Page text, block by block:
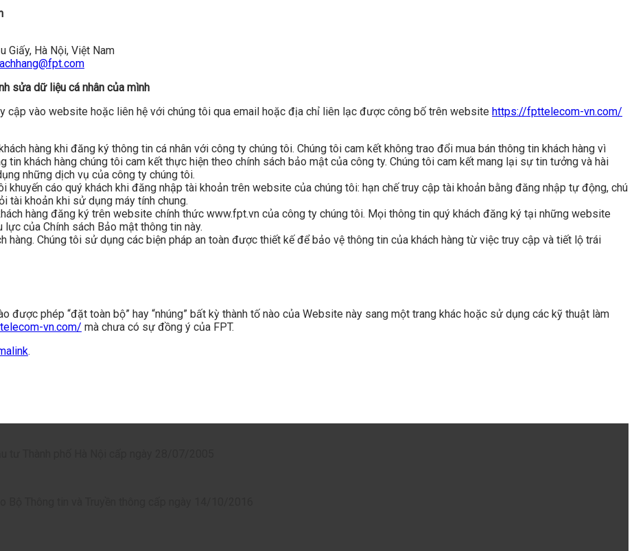
Giấy, Hà Nội, Việt Nam
sửa dữ liệu cá nhân của mình
cập vào website hoặc liên hệ với chúng tôi qua email hoặc địa chỉ liên lạc được công bố trên website https://fpttelecom-vn.com/
hàng khi đăng ký thông tin cá nhân với công ty chúng tôi. Chúng tôi cam kết không trao đổi mua bán thông tin khách hàng vì
khách hàng chúng tôi cam kết thực hiện theo chính sách bảo mật của công ty. Chúng tôi cam kết mang lại sự tin tưởng và hài
những dịch vụ của công ty chúng tôi.
khuyến cáo quý khách khi đăng nhập tài khoản trên website của chúng tôi: hạn chế truy cập tài khoản bằng đăng nhập tự động, chú
tài khoản khi sử dụng máy tính chung.
hàng đăng ký trên website chính thức www.fpt.vn của công ty chúng tôi. Mọi thông tin quý khách đăng ký tại những website
của Chính sách Bảo mật thông tin này.
hàng. Chúng tôi sử dụng các biện pháp an toàn được thiết kế để bảo vệ thông tin của khách hàng từ việc truy cập và tiết lộ trái
được phép “đặt toàn bộ” hay “nhúng” bất kỳ thành tố nào của Website này sang một trang khác hoặc sử dụng các kỹ thuật làm
vn.com/ mà chưa có sự đồng ý của FPT.
.